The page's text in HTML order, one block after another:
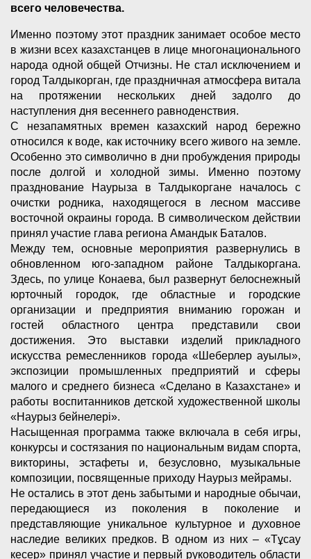
всего человечества.
Именно поэтому этот праздник занимает особое место
в жизни всех казахстанцев в лице многонационального
народа одной общей Отчизны. Не стал исключением и
город Талдыкорган, где праздничная атмосфера витала
на протяжении нескольких дней задолго до
наступления дня весеннего равноденствия.
С незапамятных времен казахский народ бережно
относился к воде, как источнику всего живого на земле.
Особенно это символично в дни пробуждения природы
после долгой и холодной зимы. Именно поэтому
празднование Наурыза в Талдыкоргане началось с
очистки родника, находящегося в лесном массиве
восточной окраины города. В символическом действии
принял участие глава региона Амандык Баталов.
Между тем, основные мероприятия развернулись в
обновленном юго-западном районе Талдыкоргана.
Здесь, по улице Конаева, был развернут белоснежный
юрточный городок, где областные и городские
организации и предприятия вниманию горожан и
гостей областного центра представили свои
достижения. Это выставки изделий прикладного
искусства ремесленников города «Шеберлер ауылы»,
экспозиции промышленных предприятий и сферы
малого и среднего бизнеса «Сделано в Казахстане» и
работы воспитанников детской художественной школы
«Наурыз бейнелері».
Насыщенная программа также включала в себя игры,
конкурсы и состязания по национальным видам спорта,
викторины, эстафеты и, безусловно, музыкальные
композиции, посвященные приходу Наурыз мейрамы.
Не остались в этот день забытыми и народные обычаи,
передающиеся из поколения в поколение и
представляющие уникальное культурное и духовное
наследие великих предков. В одном из них – «Тұсау
кесер» принял участие и первый руководитель области